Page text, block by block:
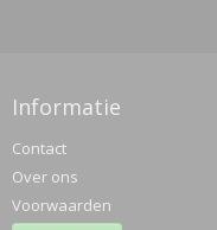
Informatie
Contact
Over ons
Voorwaarden